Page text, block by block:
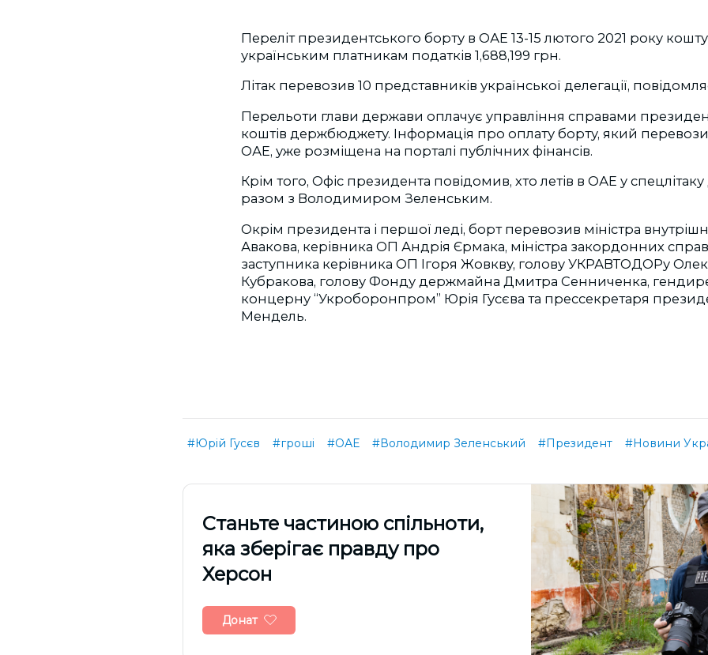
Переліт президентського борту в ОАЕ 13-15 лютого 2021 року
українським платникам податків 1,688,199 грн.
Літак перевозив 10 представників української делегації,
Перельоти глави держави оплачує управління справами
коштів держбюджету. Інформація про оплату борту, який
ОАЕ, уже розміщена на порталі публічних фінансів.
Крім того, Офіс президента повідомив, хто летів в ОАЕ у
разом з Володимиром Зеленським.
Окрім президента і першої леді, борт перевозив міністра
Авакова, керівника ОП Андрія Єрмака, міністра закордонних
заступника керівника ОП Ігоря Жовкву, голову УКРАВТОДОРу
Кубракова, голову Фонду держмайна Дмитра Сенниченка,
концерну “Укроборонпром” Юрія Гусєва та прессекретаря
Мендель.
#Юрій Гусєв #гроші #ОАЕ #Володимир Зеленський #Президент #Новини
Cтаньте частиною спільноти,
яка зберігає правду про
Херсон
Донат